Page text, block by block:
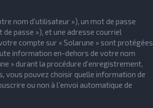
nom d’utilisateur »), un mot de passe
passe »), et une adresse courriel
compte sur « Solarune » sont protégées
information en-dehors de votre nom
» durant la procédure d’enregistrement,
vous pouvez choisir quelle information de
ou non à l’envoi automatique de